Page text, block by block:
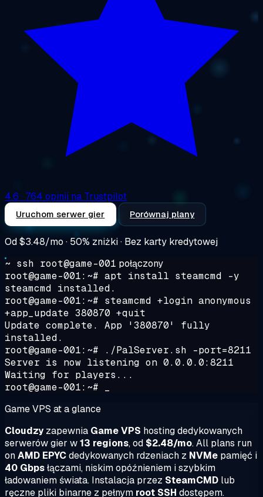
4.6 · 764 opinii na Trustpilot
Uruchom serwer gier Porównaj plany
Od$3.48/mo · 50% zniżki · Bez karty kredytowej
~ ssh root@game-001 połączony
root@game-001:~# apt install steamcmd -y
steamcmd installed.
root@game-001:~# steamcmd +login anonymous
+app_update 380870 +quit
Update complete. App '380870' fully
installed.
root@game-001:~# ./PalServer.sh -port=8211
Server is now listening on 0.0.0.0:8211
Waiting for players...
root@game-001:~# _
Game VPS at a glance
Cloudzyzapewnia Game VPS hosting dedykowanych
serwerów gier w13 regions, od $2.48/mo. All plans run
onAMD EPYCdedykowanych rdzeniach z NVMe pamięć i
40 Gbpsłączami, niskim opóźnieniem i szybkim
ładowaniem świata. Instalacja przez SteamCMD lub
ręczne pliki binarne z pełnym root SSH dostępem.